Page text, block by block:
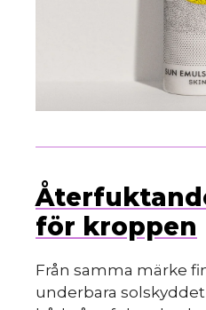
för kroppen
Från samma märke
underbara